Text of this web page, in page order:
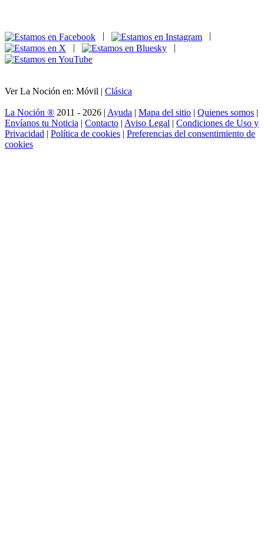
|
|
Ver La Noción en: Móvil | Clásica
La Noción ® 2011 - 2026 | Ayuda | Mapa del sitio | Quienes somos |
Envíanos tu Noticia | Contacto | Aviso Legal | Condiciones de Uso y
Privacidad | Política de cookies | Preferencias del consentimiento de
cookies